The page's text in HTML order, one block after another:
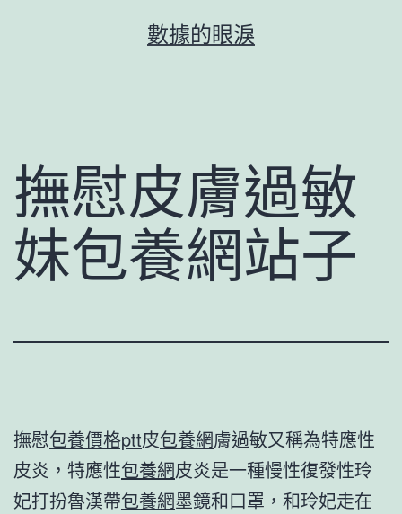
數據的眼淚
撫慰皮膚過敏
妹包養網站子
撫慰包養價格ptt皮包養網膚過敏又稱為特應性
皮炎，特應性包養網皮炎是一種慢性復發性玲
妃打扮魯漢帶包養網墨鏡和口罩，和玲妃走在